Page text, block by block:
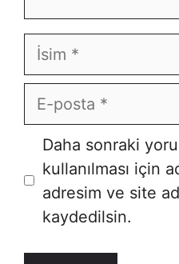
İsim
E-
posta
Daha sonraki
kullanılması için
adresim ve site
kaydedilsin.